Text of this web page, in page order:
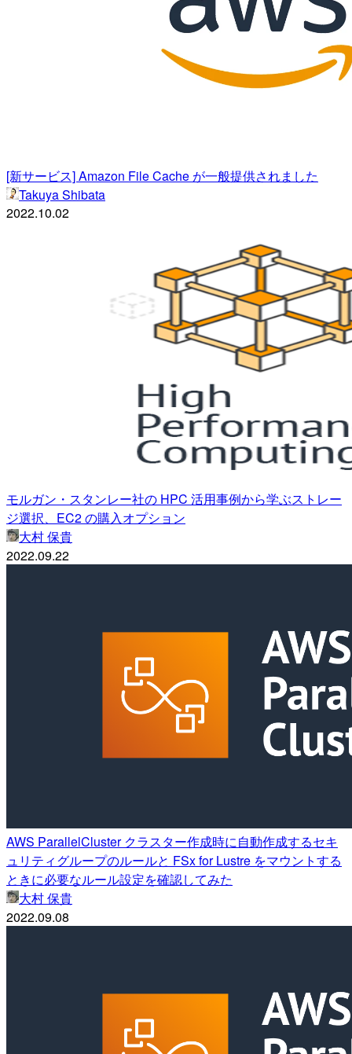
[新サービス] Amazon File Cache が一般提供されました
Takuya Shibata
2022.10.02
モルガン・スタンレー社の HPC 活用事例から学ぶストレー
ジ選択、EC2 の購入オプション
大村 保貴
2022.09.22
AWS ParallelCluster クラスター作成時に自動作成するセキ
ュリティグループのルールと FSx for Lustre をマウントする
ときに必要なルール設定を確認してみた
大村 保貴
2022.09.08